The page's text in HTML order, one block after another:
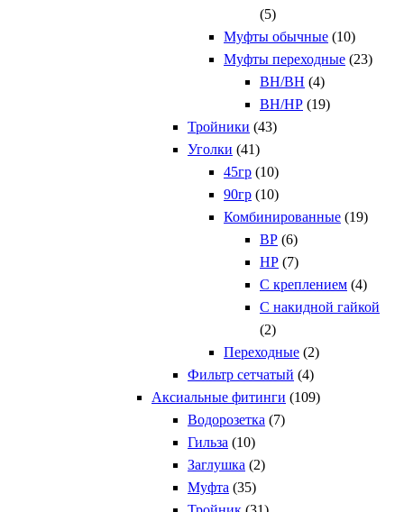
(5)
Муфты обычные (10)
Муфты переходные (23)
ВН/ВН (4)
ВН/НР (19)
Тройники (43)
Уголки (41)
45гр (10)
90гр (10)
Комбинированные (19)
ВР (6)
НР (7)
С креплением (4)
С накидной гайкой
(2)
Переходные (2)
Фильтр сетчатый (4)
Аксиальные фитинги (109)
Водорозетка (7)
Гильза (10)
Заглушка (2)
Муфта (35)